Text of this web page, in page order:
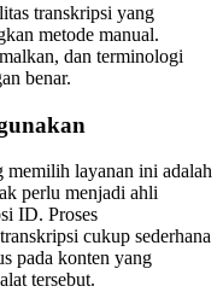
transkripsi yang
metode manual.
dan terminologi
benar.
memilih layanan ini adalah
perlu menjadi ahli
ID. Proses
cukup sederhana
pada konten yang
tersebut.